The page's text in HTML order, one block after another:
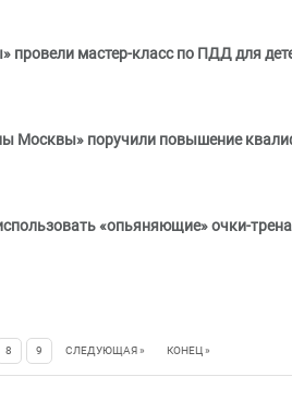
провели мастер-класс по ПДД для
Москвы» поручили повышение
«опьяняющие» очки-
8 9 СЛЕДУЮЩАЯ » КОНЕЦ »